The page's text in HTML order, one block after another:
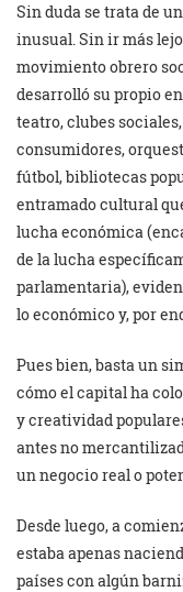
Sin duda se trata de
inusual. Sin ir más
movimiento obrero
desarrolló su propio
teatro, clubes sociales,
consumidores,
fútbol, bibliotecas
entramado cultural
lucha económica
de la lucha
parlamentaria),
lo económico y, por
Pues bien, basta un
cómo el capital ha
y creatividad
antes no
un negocio real o
Desde luego, a
estaba apenas
países con algún